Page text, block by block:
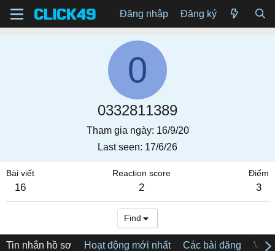
Đăng nhập Đăng ký
0
0332811389
Tham gia ngày 16/9/20
Last seen 17/6/26
Bài viết
16
Reaction score
2
Điểm
3
Find
Tin nhắn hồ sơ Hoạt động mới nhất Các bài đăng Về